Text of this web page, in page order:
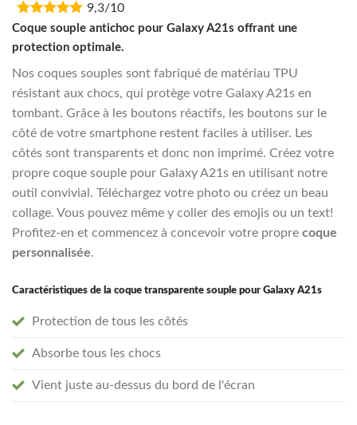
was:
€16,95.€13,55.
9,3/10
Coque souple antichoc pour Galaxy A21s offrant une
protection optimale.
Nos coques souples sont fabriqué de matériau TPU
résistant aux chocs, qui protège votre Galaxy A21s en
tombant. Grâce à les boutons réactifs, les boutons sur le
côté de votre smartphone restent faciles à utiliser. Les
côtés sont transparents et donc non imprimé. Créez votre
propre coque souple pour Galaxy A21s en utilisant notre
outil convivial. Téléchargez votre photo ou créez un beau
collage. Vous pouvez même y coller des emojis ou un text!
Profitez-en et commencez à concevoir votre propre coque
personnalisée.
Caractéristiques de la coque transparente souple pour Galaxy A21s
Protection de tous les côtés
Absorbe tous les chocs
Vient juste au-dessus du bord de l'écran